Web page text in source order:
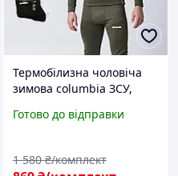
Термобілизна чоловіча
зимова columbia ЗСУ,
армейське + шкарпетки
Готово до відправки
1 580 ₴/комплект